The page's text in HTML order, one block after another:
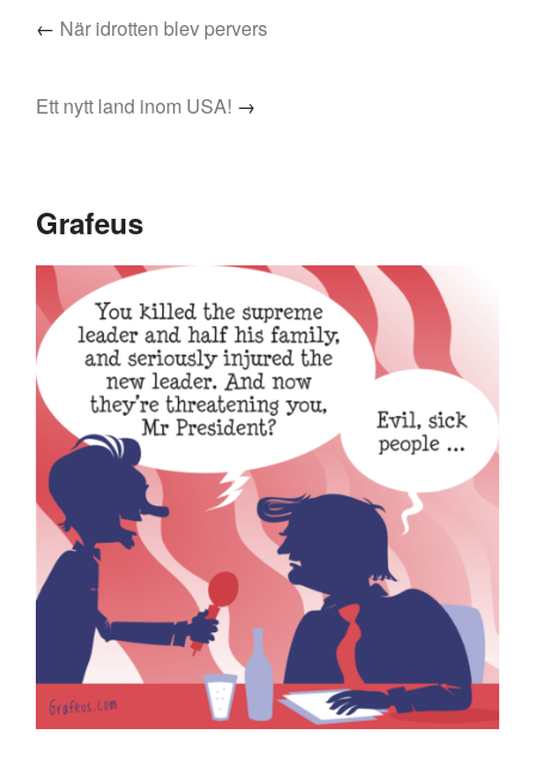
← När idrotten blev pervers
Ett nytt land inom USA! →
Grafeus